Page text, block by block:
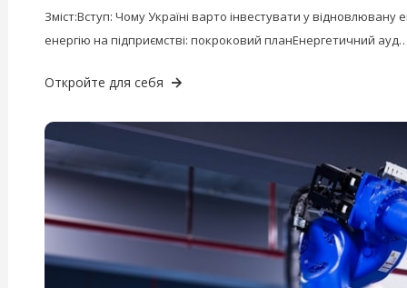
Зміст:Вступ: Чому Україні варто інвестувати у
енергію на підприємстві: покроковий планЕнергетичний
Откройте для себя